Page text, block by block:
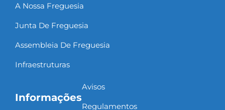
A Nossa Freguesia
Junta De Freguesia
Assembleia De Freguesia
Infraestruturas
Informações
Avisos
Regulamentos